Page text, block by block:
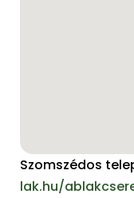
Szomszédos
lak.hu/